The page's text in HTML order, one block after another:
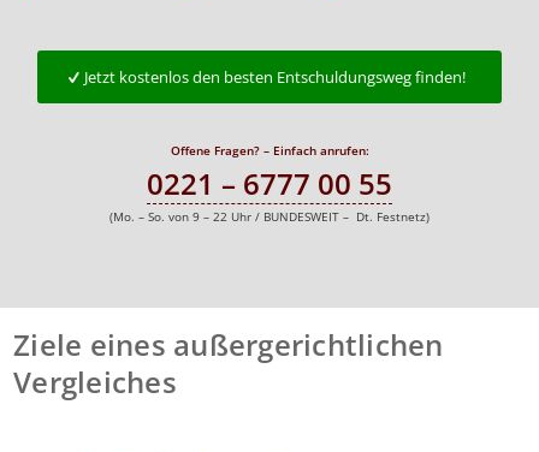
Jetzt kostenlos den besten Entschuldungsweg finden!
Offene Fragen? – Einfach anrufen:
0221 – 6777 00 55
(Mo. – So. von 9 – 22 Uhr / BUNDESWEIT – Dt. Festnetz)
Ziele eines außergerichtlichen
Vergleiches